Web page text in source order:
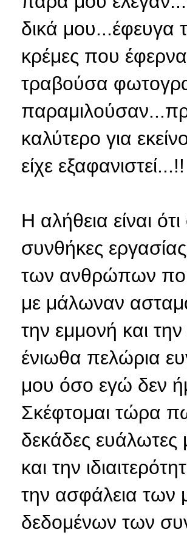
δικά μου...έφευγα
κρέμες που
τραβούσα
καλύτερο για
είχε εξαφανιστεί...!!
Η αλήθεια είναι
συνθήκες
των ανθρώπων που
με μάλωναν
την εμμονή και
ένιωθα πελώρια
μου όσο εγώ δεν
Σκέφτομαι τώρα
δεκάδες ευάλωτες
και την
την ασφάλεια των
δεδομένων των